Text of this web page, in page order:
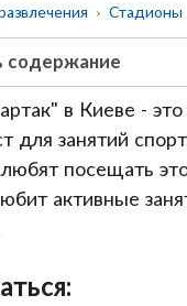
Стадионы
содержание
в Киеве -
для занятий
посещать
активные